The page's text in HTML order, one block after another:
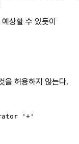
상할 수 있듯이
을 허용하지 않는다.
'+'